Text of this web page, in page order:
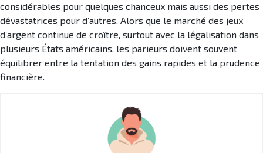
considérables pour quelques chanceux mais aussi des pertes
dévastatrices pour d’autres. Alors que le marché des jeux
d’argent continue de croître, surtout avec la légalisation dans
plusieurs États américains, les parieurs doivent souvent
équilibrer entre la tentation des gains rapides et la prudence
financière.